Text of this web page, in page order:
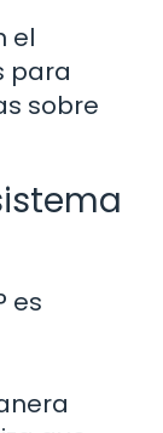
el
para
sobre
es